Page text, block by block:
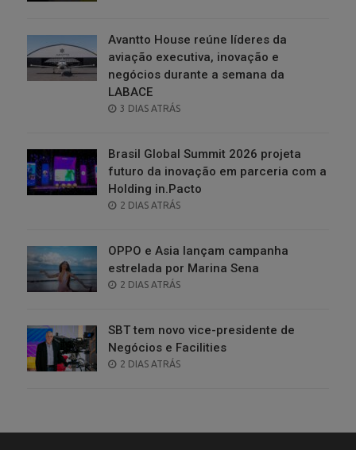
Avantto House reúne líderes da
aviação executiva, inovação e
negócios durante a semana da
LABACE
POSTED
3 DIAS ATRÁS
Brasil Global Summit 2026 projeta
futuro da inovação em parceria com a
Holding in.Pacto
POSTED
2 DIAS ATRÁS
OPPO e Asia lançam campanha
estrelada por Marina Sena
POSTED
2 DIAS ATRÁS
SBT tem novo vice-presidente de
Negócios e Facilities
POSTED
2 DIAS ATRÁS